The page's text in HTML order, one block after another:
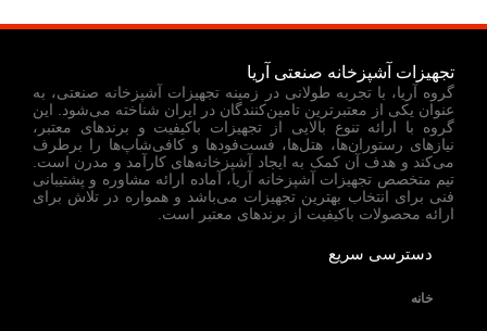
تجهیزات آشپزخانه صنعتی آریا
گروه آریا، با تجربه طولانی در زمینه تجهیزات آشپزخانه صنعتی، به
عنوان یکی از معتبرترین تامین‌کنندگان در ایران شناخته می‌شود. این
گروه با ارائه تنوع بالایی از تجهیزات باکیفیت و برندهای معتبر،
نیازهای رستوران‌ها، هتل‌ها، فست‌فودها و کافی‌شاپ‌ها را برطرف
می‌کند و هدف آن کمک به ایجاد آشپزخانه‌های کارآمد و مدرن است.
تیم متخصص تجهیزات آشپزخانه آریا، آماده ارائه مشاوره و پشتیبانی
فنی برای انتخاب بهترین تجهیزات می‌باشد و همواره در تلاش برای
ارائه محصولات باکیفیت از برندهای معتبر است.
دسترسی سریع
خانه